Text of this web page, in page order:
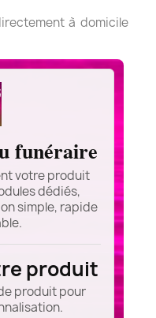
à domicile
funéraire
votre produit
dédiés,
simple, rapide
produit
produit pour